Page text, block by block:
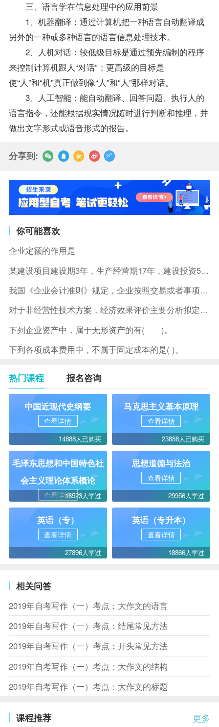
三、语言学在信息处理中的应用前景
1、机器翻译：通过计算机把一种语言自动翻译成
另外的一种或多种语言的语言信息处理技术。
2、人机对话：较低级目标是通过预先编制的程序
来控制计算机跟人“对话”；更高级的目标是
使“人”和“机”真正做到像“人”和“人”那样对话。
3、人工智能：能自动翻译、回答问题、执行人的
语言指令，还能根据现实情况随时进行判断和推理，并
做出文字形式或语音形式的报告。
分享到:
你可能喜欢
企业定额的作用是
某建设项目建设期3年，生产经营期17年，建设投资5500万元
我国《企业会计准则》规定，企业按照交易或者事项的经济特征确定
对于非经营性技术方案，经济效果评价主要分析拟定方案的( )。
下列企业资产中，属于无形资产的有( )。
下列各项成本费用中，不属于固定成本的是( )。
热门课程 报名咨询
中国近现代史纲要
查看详情
14888人已购买
马克思主义基本原理
查看详情
23888人已购买
毛泽东思想和中国特色社
会主义理论体系概论
查看详情16523人学过
思想道德与法治
查看详情
29956人学过
英语（专）
查看详情
27896人学过
英语（专升本）
查看详情
18866人学过
相关问答
2019年自考写作（一）考点：大作文的语言
2019年自考写作（一）考点：结尾常见方法
2019年自考写作（一）考点：开头常见方法
2019年自考写作（一）考点：大作文的结构
2019年自考写作（一）考点：大作文的标题
更多
课程推荐